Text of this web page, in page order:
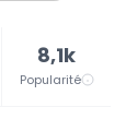
8,1k
Popularité